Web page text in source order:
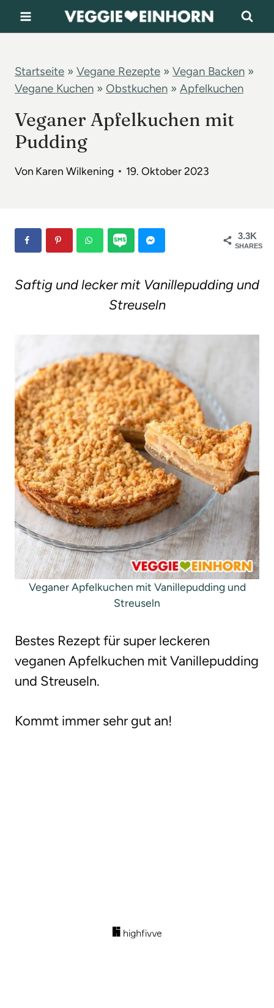
u
Startseite » Vegane Rezepte » Vegan Backen »
Vegane Kuchen » Obstkuchen » Apfelkuchen
Veganer Apfelkuchen mit
Pudding
Von Karen Wilkening 19. Oktober 2023
3.3K
SHARES
Saftig und lecker mit Vanillepudding und
Streuseln
Veganer Apfelkuchen mit Vanillepudding und
Streuseln
Bestes Rezept für super leckeren
veganen Apfelkuchen mit Vanillepudding
und Streuseln.
Kommt immer sehr gut an!